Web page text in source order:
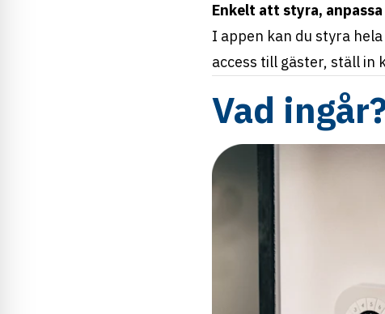
Enkelt att styra,
I appen kan du styra
access till gäster, ställ in
Vad